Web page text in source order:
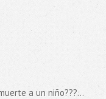
a un niño???...